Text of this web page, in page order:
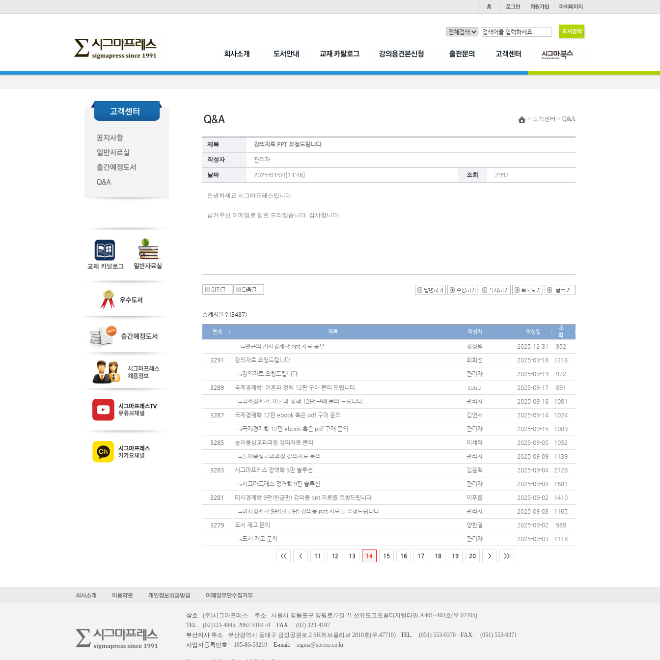
> 고객센터 > Q&A
제목 강의자료 PPT 요청드립니다
작성자 관리자
날짜 2025-03-04[13:46] 조회 2997
안녕하세요 시그마프레스입니다.
남겨주신 이메일로 답변 드리겠습니다. 감사합니다.
총게시물수(3487)
번호 제목 작성자 작성일
조
회
맨큐의 거시경제학 ppt 자료 공유 정성원 2025-12-31
952
3291
강의자료 요청드립니다. 최희선 2025-09-18
1218
강의자료 요청드립니다.
관리자 2025-09-19
972
3289
국제경제학: 이론과 정책 12판 구매 문의 드립니다. suuu 2025-09-17
891
국제경제학: 이론과 정책 12판 구매 문의 드립니다.
관리자 2025-09-18
1081
3287
국제경제학 12판 ebook 혹은 pdf 구매 문의 김연서 2025-09-14
1024
국제경제학 12판 ebook 혹은 pdf 구매 문의
관리자 2025-09-15
1089
3285
놀이중심교과과정 강의자료 문의 이세라 2025-09-05
1052
놀이중심교과과정 강의자료 문의
관리자 2025-09-09
1139
3283
시그마프레스 정역학 9판 솔루션 김윤혁 2025-09-04
2128
시그마프레스 정역학 9판 솔루션
관리자 2025-09-04
1681
3281
미시경제학 9판(한글판) 강의용 ppt 자료를 요청드립니다 이푸름 2025-09-02
1410
미시경제학 9판(한글판) 강의용 ppt 자료를 요청드립니다
관리자 2025-09-03
1165
3279
도서 재고 문의 양한결 2025-09-02
989
도서 재고 문의
관리자 2025-09-03 1118
<< < 11 12 13 14 15 16 17 18 19 20 > >>
상호 (주)시그마프레스 주소
서울시 영등포구 양평로22길 21 선유도코오롱디지털타워 A401~403호(우.07205)
TEL.
(02)323-4845, 2062-5184~8 FAX.
(02) 323-4197
부산지사 주소
부산광역시 동래구 금강공원로 2 SK허브올리브 2810호(우.47710) TEL. (051) 553-9370 FAX.
(051) 553-9371
사업자등록번호
105-86-53219 E-mail. sigma@spress.co.kr